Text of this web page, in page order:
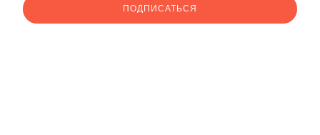
ПОДПИСАТЬСЯ